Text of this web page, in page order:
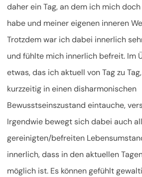
daher ein Tag, an dem ich mich
habe und meiner eigenen inneren
Trotzdem war ich dabei innerlich
und fühlte mich innerlich befreit. Im
etwas, das ich aktuell von Tag zu
kurzzeitig in einen disharmonischen
Bewusstseinszustand eintauche,
Irgendwie bewegt sich dabei auch
gereinigten/befreiten
innerlich, dass in den aktuellen
möglich ist. Es können gefühlt